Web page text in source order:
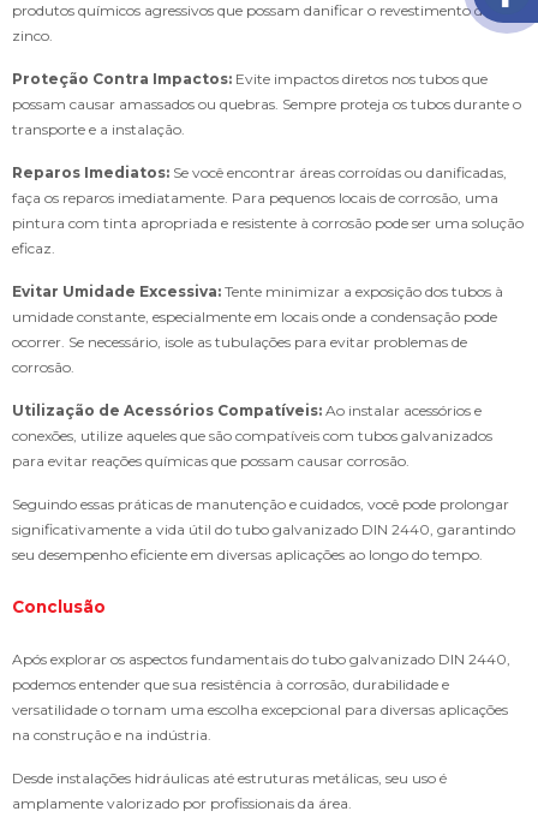
produtos químicos agressivos que possam danificar o revestimento de
zinco.
Proteção Contra Impactos: Evite impactos diretos nos tubos que
possam causar amassados ou quebras. Sempre proteja os tubos durante o
transporte e a instalação.
Reparos Imediatos: Se você encontrar áreas corroídas ou danificadas,
faça os reparos imediatamente. Para pequenos locais de corrosão, uma
pintura com tinta apropriada e resistente à corrosão pode ser uma solução
eficaz.
Evitar Umidade Excessiva: Tente minimizar a exposição dos tubos à
umidade constante, especialmente em locais onde a condensação pode
ocorrer. Se necessário, isole as tubulações para evitar problemas de
corrosão.
Utilização de Acessórios Compatíveis: Ao instalar acessórios e
conexões, utilize aqueles que são compatíveis com tubos galvanizados
para evitar reações químicas que possam causar corrosão.
Seguindo essas práticas de manutenção e cuidados, você pode prolongar
significativamente a vida útil do tubo galvanizado DIN 2440, garantindo
seu desempenho eficiente em diversas aplicações ao longo do tempo.
Conclusão
Após explorar os aspectos fundamentais do tubo galvanizado DIN 2440,
podemos entender que sua resistência à corrosão, durabilidade e
versatilidade o tornam uma escolha excepcional para diversas aplicações
na construção e na indústria.
Desde instalações hidráulicas até estruturas metálicas, seu uso é
amplamente valorizado por profissionais da área.